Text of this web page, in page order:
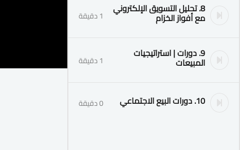
8. تحليل التسويق الإلكتروني
مع أفواز الخزام 1 دقيقة
9. دورات | استراتيجيات
المبيعات 1 دقيقة
10. دورات البيع الاجتماعي 0 دقيقة